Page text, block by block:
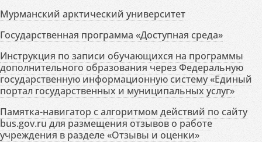
Мурманский арктический университет
Государственная программа «Доступная среда»
Инструкция по записи обучающихся на программы
дополнительного образования через Федеральную
государственную информационную систему «Единый
портал государственных и муниципальных услуг»
Памятка-навигатор с алгоритмом действий по сайту
bus.gov.ru для размещения отзывов о работе
учреждения в разделе «Отзывы и оценки»